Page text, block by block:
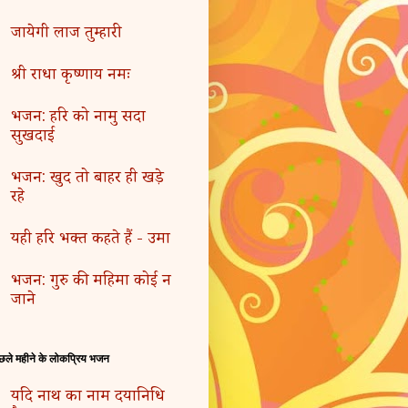
जायेगी लाज तुम्हारी
श्री राधा कृष्णाय नमः
भजन: हरि को नामु सदा
सुखदाई
भजन: खुद तो बाहर ही खड़े
रहे
यही हरि भक्त कहते हैं - उमा
भजन: गुरु की महिमा कोई न
जाने
महीने के लोकप्रिय भजन
यदि नाथ का नाम दयानिधि